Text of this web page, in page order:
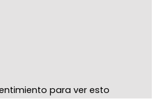
para ver esto